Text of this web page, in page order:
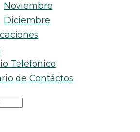
Noviembre
Diciembre
Telefónico
de Contáctos